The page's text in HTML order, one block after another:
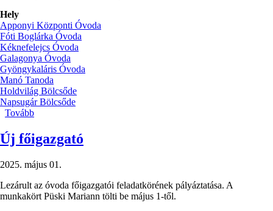
Hely
Apponyi Központi Óvoda
Fóti Boglárka Óvoda
Kéknefelejcs Óvoda
Galagonya Óvoda
Gyöngykaláris Óvoda
Manó Tanoda
Holdvilág Bölcsőde
Napsugár Bölcsőde
Tovább
MINICSOPORTOK
MŰKÖDÉSÉRŐL
A
ÓVODAI
FELVÉTELI
Új főigazgató
2025. május 01.
Lezárult az óvoda főigazgatói feladatkörének pályáztatása. A
munkakört Püski Mariann tölti be május 1-től.